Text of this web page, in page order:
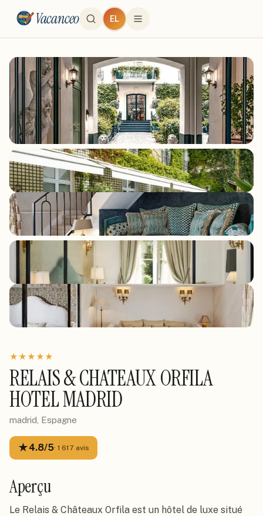
Vacanceo EL
★★★★★
RELAIS & CHATEAUX ORFILA
HOTEL MADRID
madrid, Espagne
★4.8/5· 1 617 avis
Aperçu
Le Relais & Châteaux Orfila est un hôtel de luxe situé